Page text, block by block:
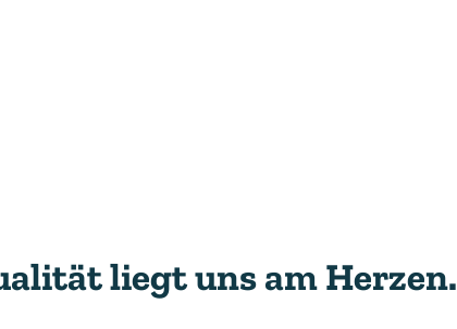
liegt uns am Herzen.